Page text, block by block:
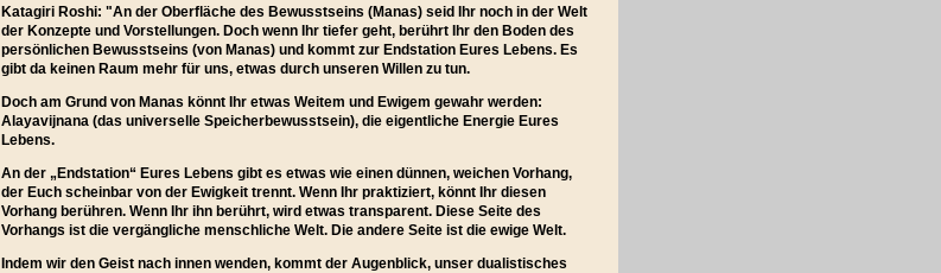
Katagiri Roshi: "An der Oberfläche des Bewusstseins (Manas) seid Ihr noch in der Welt
der Konzepte und Vorstellungen. Doch wenn Ihr tiefer geht, berührt Ihr den Boden des
persönlichen Bewusstseins (von Manas) und kommt zur Endstation Eures Lebens. Es
gibt da keinen Raum mehr für uns, etwas durch unseren Willen zu tun.
Doch am Grund von Manas könnt Ihr etwas Weitem und Ewigem gewahr werden:
Alayavijnana (das universelle Speicherbewusstsein), die eigentliche Energie Eures
Lebens.
An der „Endstation“ Eures Lebens gibt es etwas wie einen dünnen, weichen Vorhang,
der Euch scheinbar von der Ewigkeit trennt. Wenn Ihr praktiziert, könnt Ihr diesen
Vorhang berühren. Wenn Ihr ihn berührt, wird etwas transparent. Diese Seite des
Vorhangs ist die vergängliche menschliche Welt. Die andere Seite ist die ewige Welt.
Indem wir den Geist nach innen wenden, kommt der Augenblick, unser dualistisches